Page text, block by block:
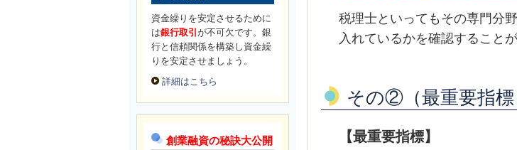
税理士といってもその専門分
入れているかを確認すること
その②（最重要指標
【最重要指標】
資金繰りを安定させるために
は銀行取引 が不可欠です。銀
行と信頼関係を構築し資金繰
りを安定させましょう。
詳細はこちら
創業融資の秘訣大公開